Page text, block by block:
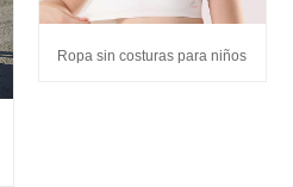
Ropa sin costuras para niños